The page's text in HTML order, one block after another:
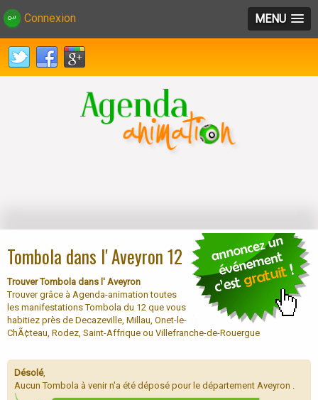
Connexion MENU
Tombola dans l' Aveyron 12
Trouver Tombola dans l' Aveyron
Trouver grâce à Agenda-animation toutes
les manifestations Tombola du 12 que vous
habitiez près de Decazeville, Millau, Onet-le-
ChÃ¢teau, Rodez, Saint-Affrique ou Villefranche-de-Rouergue
Désolé,
Aucun Tombola à venir n'a été déposé pour le département Aveyron .